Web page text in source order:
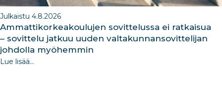
Julkaistu 4.8.2026
Ammattikorkeakoulujen sovittelussa ei ratkaisua
– sovittelu jatkuu uuden valtakunnansovittelijan
johdolla myöhemmin
Lue lisää...